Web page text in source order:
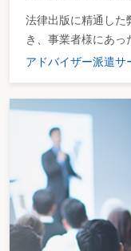
法律出版に精通した
き、事業者様にあっ
アドバイザー派遣サ